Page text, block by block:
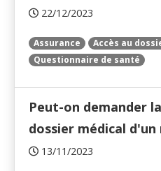
22/12/2023
Assurance Accès au
Questionnaire de santé
Peut-on demander
dossier médical d'un
13/11/2023